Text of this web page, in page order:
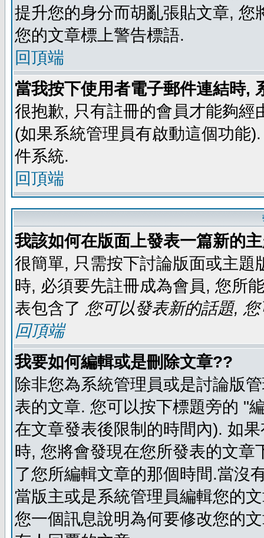
提升您的身分而胡亂張貼文章,
您的文章標上警告標語.
回頂端
當我按下使用者電子郵件連結時,
很抱歉, 只有註冊的會員才能夠
(如果系統管理員有啟動這個功能
件系統.
回頂端
我該如何在版面上發表一篇新的
很簡單, 只需按下討論版面或主
時, 必須要先註冊成為會員, 您所
表包含了 您可以發表新的話題,
回頂端
我要如何編輯或是刪除文章??
除非您為系統管理員或是討論版
表的文章. 您可以按下標題旁的 "
在文章發表後限制的時間內). 如
時, 您將會發現在您所發表的文
了您所編輯文章的那個時間.當沒
當版主或是系統管理員編輯您的
您一個訊息說明為何要修改您的